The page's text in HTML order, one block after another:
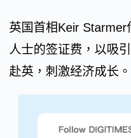
英国首相Keir
人士的签证费，以吸
赴英，刺激经济成长